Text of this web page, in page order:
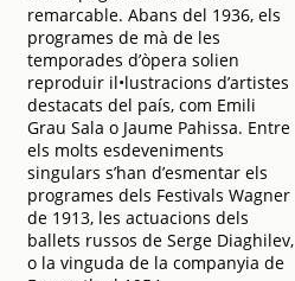
remarcable. Abans del 1936, els
programes de mà de les
temporades d’òpera solien
reproduir il•lustracions d’artistes
destacats del país, com Emili
Grau Sala o Jaume Pahissa. Entre
els molts esdeveniments
singulars s’han d’esmentar els
programes dels Festivals Wagner
de 1913, les actuacions dels
ballets russos de Serge Diaghilev,
o la vinguda de la companyia de